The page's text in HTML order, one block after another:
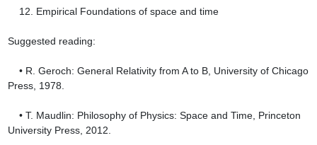
12. Empirical Foundations of space and time
Suggested reading:
• R. Geroch: General Relativity from A to B, University of Chicago
Press, 1978.
• T. Maudlin: Philosophy of Physics: Space and Time, Princeton
University Press, 2012.